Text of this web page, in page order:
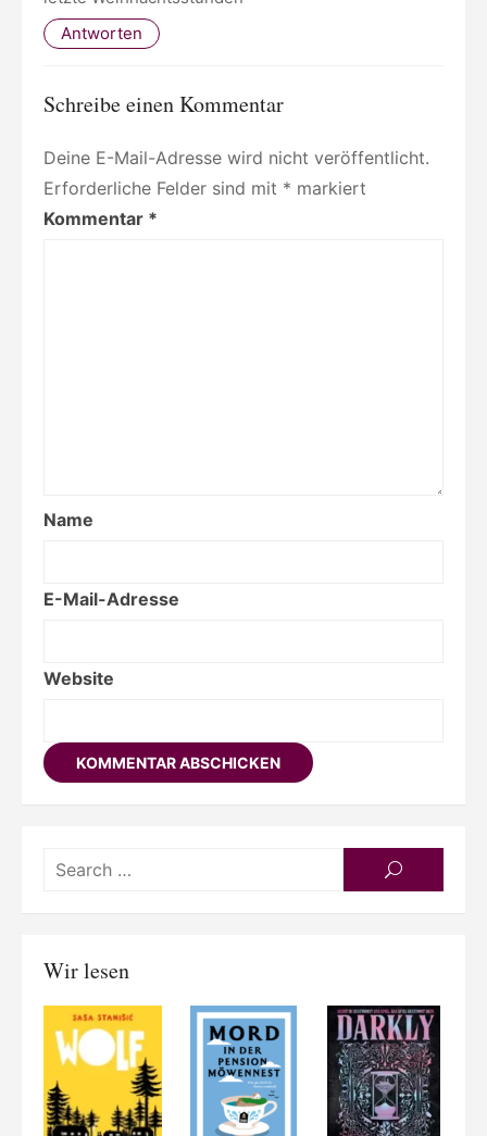
Antworten
Schreibe einen Kommentar
Deine E-Mail-Adresse wird nicht veröffentlicht.
Erforderliche Felder sind mit * markiert
Kommentar *
Name
E-Mail-Adresse
Website
SEARCH
Wir lesen